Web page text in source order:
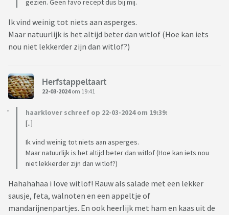
gezien. Geen favo recept dus bij mij.
Ik vind weinig tot niets aan asperges.
Maar natuurlijk is het altijd beter dan witlof (Hoe kan iets
nou niet lekkerder zijn dan witlof?)
Herfstappeltaart
22-03-2024om 19:41
haarklover schreef op 22-03-2024 om 19:39:
[..]
Ik vind weinig tot niets aan asperges.
Maar natuurlijk is het altijd beter dan witlof (Hoe kan iets nou
niet lekkerder zijn dan witlof?)
Hahahahaa i love witlof! Rauw als salade met een lekker
sausje, feta, walnoten en een appeltje of
mandarijnenpartjes. En ook heerlijk met ham en kaas uit de